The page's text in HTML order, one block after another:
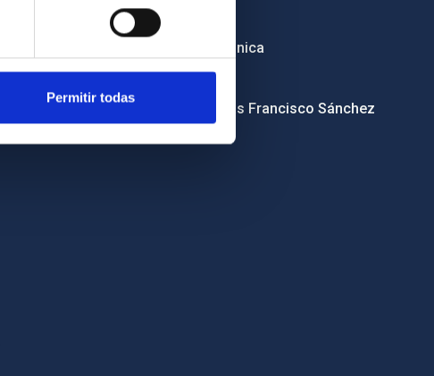
Permitir todas
RSS
Sede electrónica
Canal ético
Condolencias Francisco Sánchez